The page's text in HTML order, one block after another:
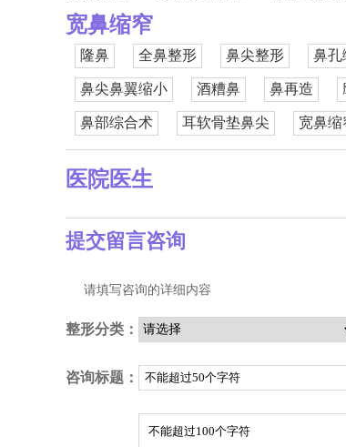
宽鼻缩窄
隆鼻 全鼻整形 鼻尖整形 鼻孔
鼻尖鼻翼缩小 酒糟鼻 鼻再造
鼻部综合术 耳软骨垫鼻尖 宽鼻缩
医院医生
提交留言咨询
请填写咨询的详细内容
整形分类：
咨询标题：